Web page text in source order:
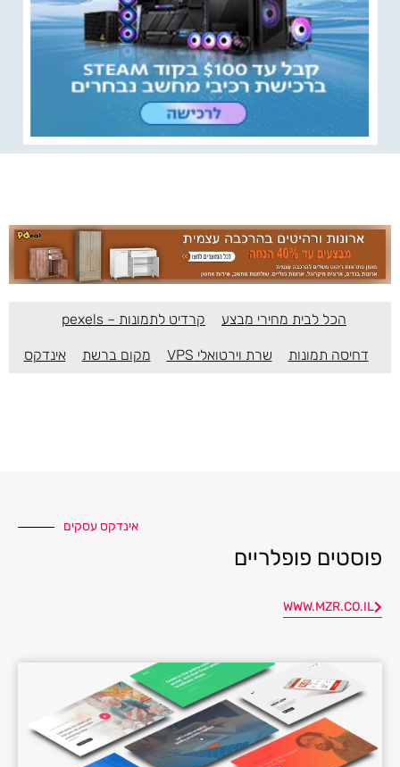
הכל לבית מחירי מבצע קרדיט לתמונות – pexels
דחיסה תמונות שרת וירטואלי VPS מקום ברשת אינדקס
אינדקס עסקים
פוסטים פופלריים
WWW.MZR.CO.IL